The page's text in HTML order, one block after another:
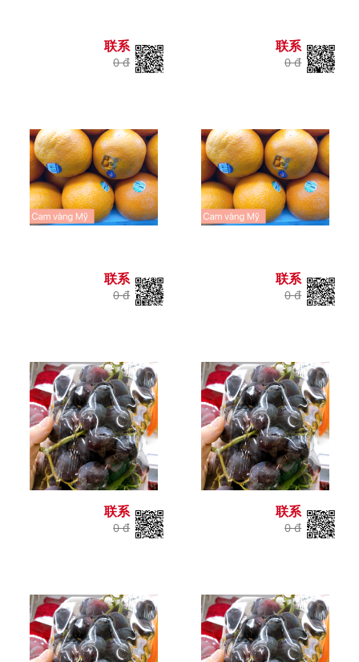
联系
0 đ
联系
0 đ
联系
0 đ
联系
0 đ
联系
0 đ
联系
0 đ